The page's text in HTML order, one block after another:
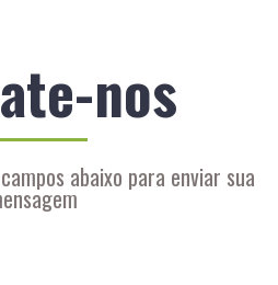
nos
abaixo para enviar sua